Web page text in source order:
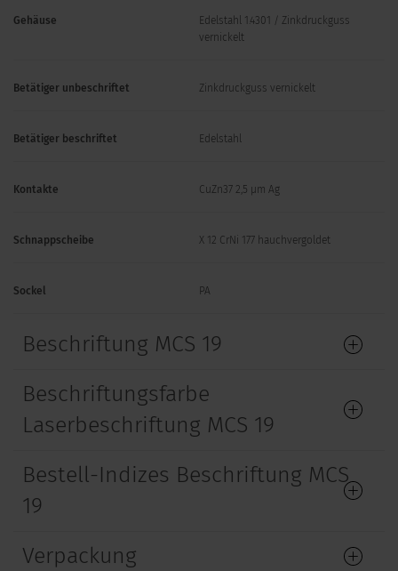
Gehäuse
Edelstahl 1.4301 / Zinkdruckguss
vernickelt
Betätiger unbeschriftet Zinkdruckguss vernickelt
Betätiger beschriftet Edelstahl
Kontakte CuZn37 2,5 µm Ag
Schnappscheibe X 12 CrNi 177 hauchvergoldet
Sockel PA
Beschriftung MCS 19
Beschriftungsfarbe
Laserbeschriftung MCS 19
Bestell-Indizes Beschriftung MCS
19
Verpackung